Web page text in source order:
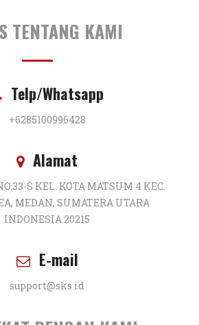
TENTANG KAMI
Telp/Whatsapp
+6285100996428
Alamat
S KEL. KOTA MATSUM 4 KEC.
MEDAN, SUMATERA UTARA
INDONESIA 20215
E-mail
support@sks.id